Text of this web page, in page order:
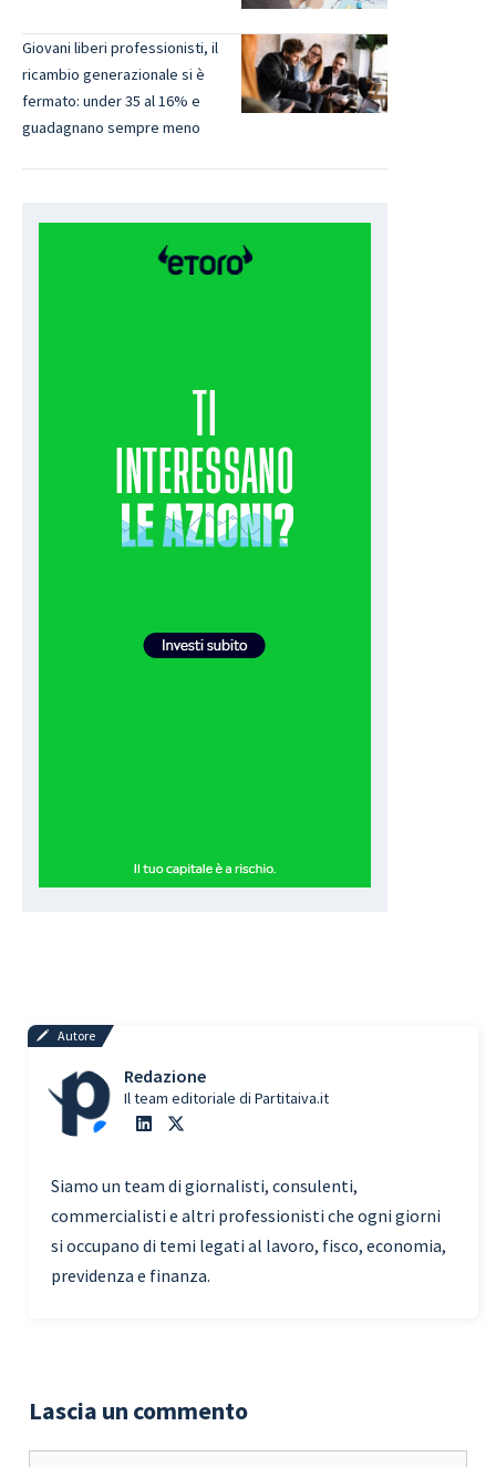
Giovani liberi professionisti, il
ricambio generazionale si è
fermato: under 35 al 16% e
guadagnano sempre meno
Autore
Redazione
Il team editoriale di Partitaiva.it
Siamo un team di giornalisti, consulenti,
commercialisti e altri professionisti che ogni giorni
si occupano di temi legati al lavoro, fisco, economia,
previdenza e finanza.
Lascia un commento